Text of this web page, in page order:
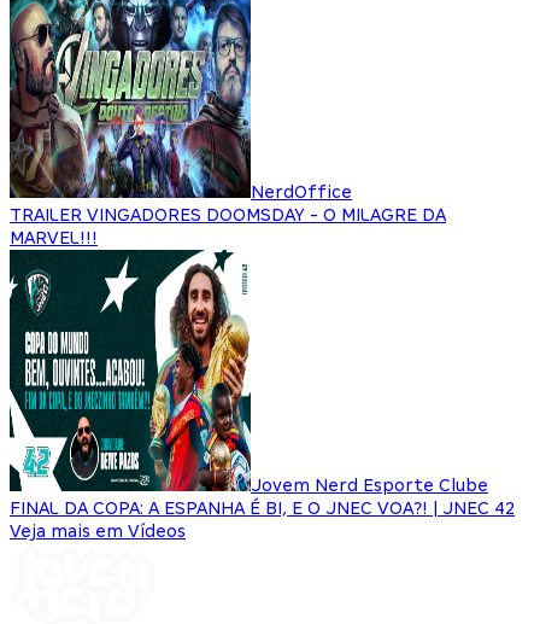
NerdOffice
TRAILER VINGADORES DOOMSDAY - O MILAGRE DA
MARVEL!!!
Jovem Nerd Esporte Clube
FINAL DA COPA: A ESPANHA É BI, E O JNEC VOA?! | JNEC 42
Veja mais em Vídeos